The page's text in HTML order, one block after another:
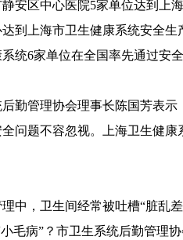
安区中心医院5家单位达到上
到上海市卫生健康系统安全
统6家单位在全国率先通过安
管理协会理事长陈国芳表示
问题不容忽视。上海卫生健
，卫生间经常被吐槽“脏乱差
毛病”？市卫生系统后勤管理